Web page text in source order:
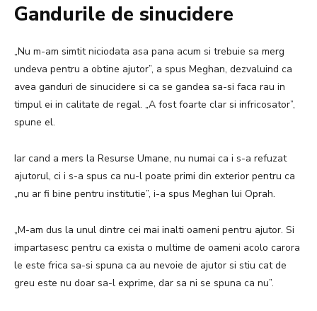
Gandurile de sinucidere
„Nu m-am simtit niciodata asa pana acum si trebuie sa merg
undeva pentru a obtine ajutor”, a spus Meghan, dezvaluind ca
avea ganduri de sinucidere si ca se gandea sa-si faca rau in
timpul ei in calitate de regal. „A fost foarte clar si infricosator”,
spune el.
Iar cand a mers la Resurse Umane, nu numai ca i s-a refuzat
ajutorul, ci i s-a spus ca nu-l poate primi din exterior pentru ca
„nu ar fi bine pentru institutie”, i-a spus Meghan lui Oprah.
„M-am dus la unul dintre cei mai inalti oameni pentru ajutor. Si
impartasesc pentru ca exista o multime de oameni acolo carora
le este frica sa-si spuna ca au nevoie de ajutor si stiu cat de
greu este nu doar sa-l exprime, dar sa ni se spuna ca nu”.